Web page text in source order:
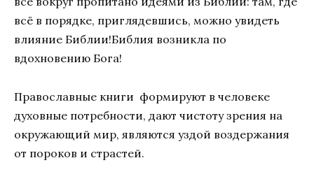
всё в порядке, приглядевшись, можно увидеть
влияние Библии!Библия возникла по
вдохновению Бога!
Православные книги формируют в человеке
духовные потребности, дают чистоту зрения на
окружающий мир, являются уздой воздержания
от пороков и страстей.